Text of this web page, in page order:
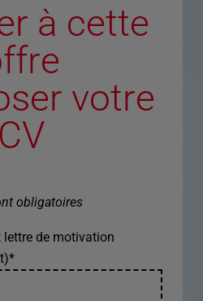
à cette
votre
CV
obligatoires
lettre de motivation
*